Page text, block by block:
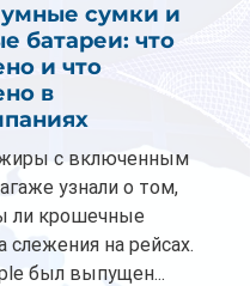
умные сумки и
батареи: что
и что
в
с включенным
узнали о том,
ли крошечные
слежения на рейсах.
был выпущен...